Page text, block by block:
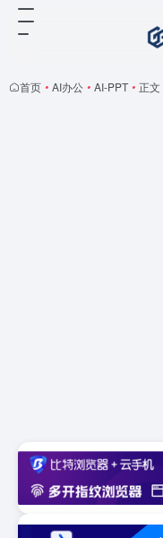
首页 • AI办公 • AI-PPT • 正文